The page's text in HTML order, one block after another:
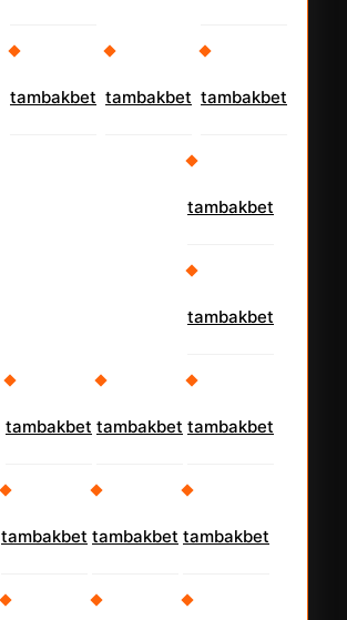
tambakbet tambakbet tambakbet
tambakbet tambakbet
tambakbet
tambakbet
tambakbet
tambakbet tambakbet tambakbet